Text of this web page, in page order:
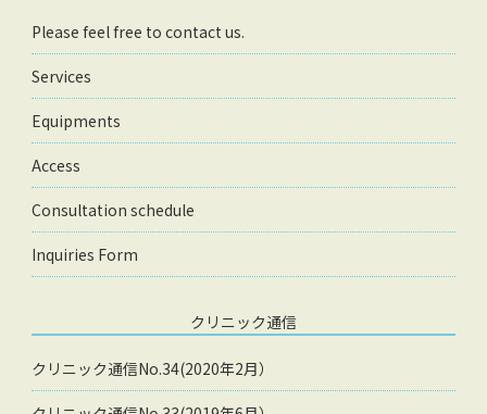
Please feel free to contact us.
Services
Equipments
Access
Consultation schedule
Inquiries Form
クリニック通信
クリニック通信No.34(2020年2月）